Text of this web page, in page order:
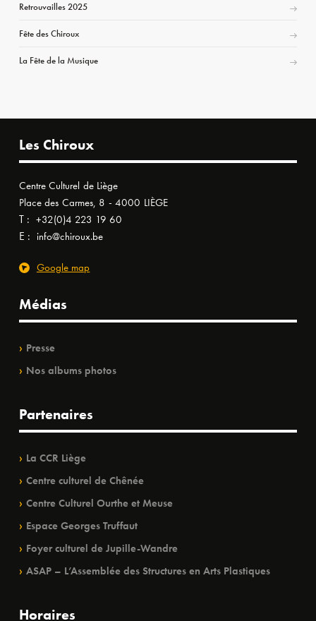
Retrouvailles 2025
Fête des Chiroux
La Fête de la Musique
Les Chiroux
Centre Culturel de Liège
Place des Carmes, 8 - 4000 LIÈGE
T : +32(0)4 223 19 60
E : info@chiroux.be
Google map
Médias
Presse
Nos albums photos
Partenaires
La CCR Liège
Centre culturel de Chênée
Centre Culturel Ourthe et Meuse
Espace Georges Truffaut
Foyer culturel de Jupille-Wandre
ASAP – L’Assemblée des Structures en Arts Plastiques
Horaires